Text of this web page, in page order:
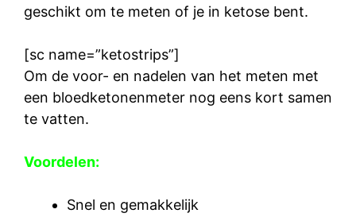
geschikt om te meten of je in ketose bent.
[sc name=”ketostrips”]
Om de voor- en nadelen van het meten met
een bloedketonenmeter nog eens kort samen
te vatten.
Voordelen:
Snel en gemakkelijk